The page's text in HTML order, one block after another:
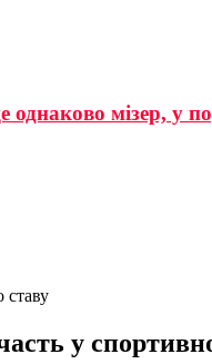
однаково мізер,
ставу
у